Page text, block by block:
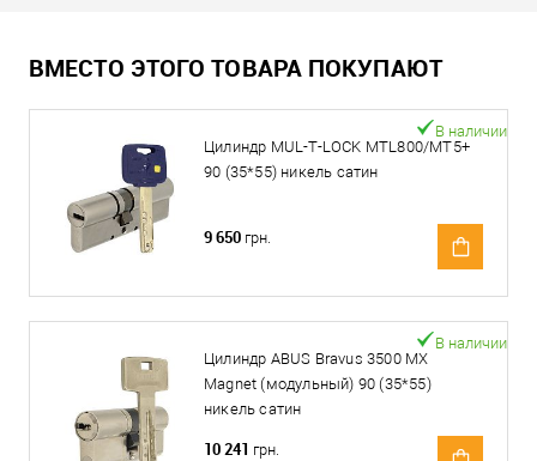
ВМЕСТО ЭТОГО ТОВАРА ПОКУПАЮТ
Цилиндр MUL-T-LOCK MTL800/MT5+
90 (35*55) никель сатин
В наличии
9 650 грн.
Цилиндр ABUS Bravus 3500 MX
Magnet (модульный) 90 (35*55)
никель сатин
В наличии
10 241 грн.